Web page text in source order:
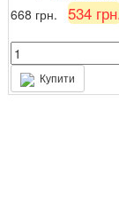
668 грн. 534
Купити